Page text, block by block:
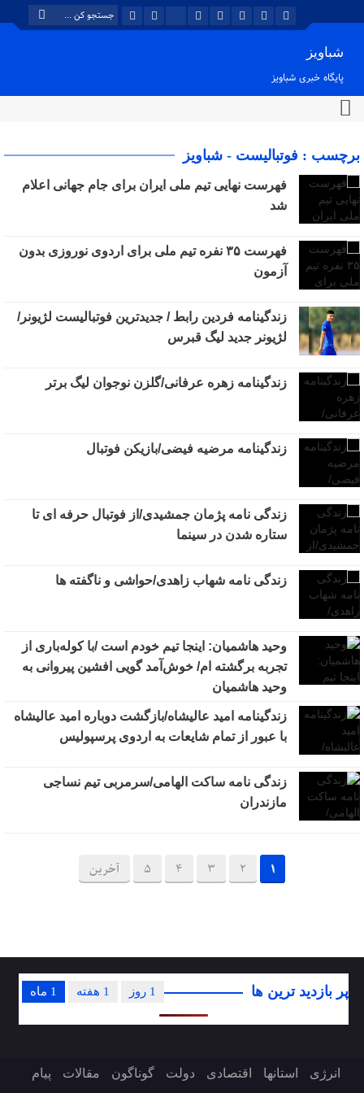
شباویز
پایگاه خبری شباویز
برچسب : فوتبالیست - شباویز
فهرست نهایی تیم ملی ایران برای جام جهانی اعلام
شد
فهرست ۳۵ نفره تیم ملی برای اردوی نوروزی بدون
آزمون
زندگینامه فردین رابط / جدیدترین فوتبالیست لژیونر/
لژیونر جدید لیگ قبرس
زندگینامه زهره عرفانی/گلزن نوجوان لیگ برتر
زندگینامه مرضیه فیضی/بازیکن فوتبال
زندگی نامه پژمان جمشیدی/از فوتبال حرفه ای تا
ستاره شدن در سینما
زندگی نامه شهاب زاهدی/حواشی و ناگفته ها
وحید هاشمیان: اینجا تیم خودم است /با کوله‌باری از
تجربه برگشته ام/ خوش‌آمد گویی افشین پیروانی به
وحید هاشمیان
زندگینامه امید عالیشاه/بازگشت دوباره امید عالیشاه
با عبور از تمام شایعات به اردوی پرسپولیس
زندگی نامه ساکت الهامی/سرمربی تیم نساجی
مازندران
1
2
3
4
5 آخرین
پر بازدید ترین ها 1 ماه 1 هفته 1 روز
انرژی استانها اقتصادی دولت گوناگون مقالات پیام